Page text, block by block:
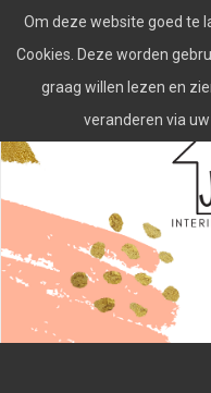
naar
inhoud
Om deze website goed te
Cookies. Deze worden
graag willen lezen en
veranderen via